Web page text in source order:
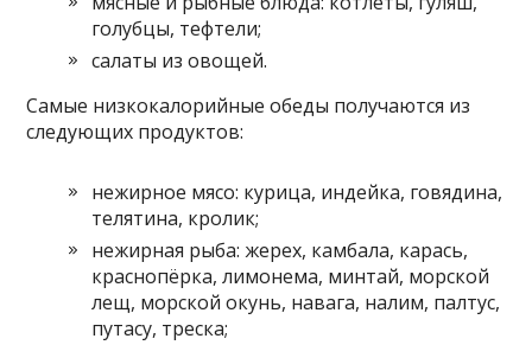
голубцы, тефтели;
салаты из овощей.
Самые низкокалорийные обеды получаются из
следующих продуктов:
нежирное мясо: курица, индейка, говядина,
телятина, кролик;
нежирная рыба: жерех, камбала, карась,
краснопёрка, лимонема, минтай, морской
лещ, морской окунь, навага, налим, палтус,
путасу, треска;